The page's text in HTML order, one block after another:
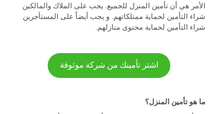
الأمر هي أن تأمين المنزل للجميع. يجب على الملاك والمالكين
شراء التأمين لحماية ممتلكاتهم. و يجب أيضاً على المستأجرين
شراء التأمين لحماية محتوى منازلهم.
اشتر تأمينك من شركة موثوقة
ما هو تأمين المنزل؟